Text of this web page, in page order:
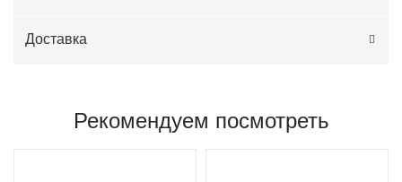
Доставка
Рекомендуем посмотреть